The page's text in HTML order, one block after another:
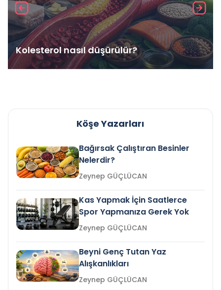
Kolesterol nasıl düşürülür?
Köşe Yazarları
Bağırsak Çalıştıran Besinler
Nelerdir?
Zeynep GÜÇLÜCAN
Kas Yapmak İçin Saatlerce
Spor Yapmanıza Gerek Yok
Zeynep GÜÇLÜCAN
Beyni Genç Tutan Yaz
Alışkanlıkları
Zeynep GÜÇLÜCAN